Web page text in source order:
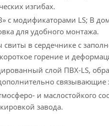
изгибах.
с модификаторами LS; В
для удобного монтажа.
в сердечнике с
горение и
слой ПВХ-LS,
и маслостойкого
завода.